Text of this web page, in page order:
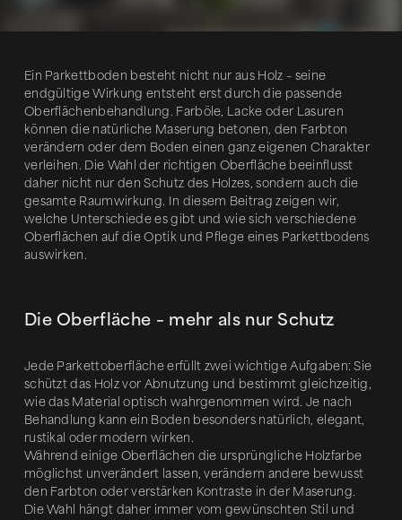
Ein Parkettboden besteht nicht nur aus Holz – seine
endgültige Wirkung entsteht erst durch die passende
Oberflächenbehandlung. Farböle, Lacke oder Lasuren
können die natürliche Maserung betonen, den Farbton
verändern oder dem Boden einen ganz eigenen Charakter
verleihen. Die Wahl der richtigen Oberfläche beeinflusst
daher nicht nur den Schutz des Holzes, sondern auch die
gesamte Raumwirkung. In diesem Beitrag zeigen wir,
welche Unterschiede es gibt und wie sich verschiedene
Oberflächen auf die Optik und Pflege eines Parkettbodens
auswirken.
Die Oberfläche – mehr als nur Schutz
Jede Parkettoberfläche erfüllt zwei wichtige Aufgaben: Sie
schützt das Holz vor Abnutzung und bestimmt gleichzeitig,
wie das Material optisch wahrgenommen wird. Je nach
Behandlung kann ein Boden besonders natürlich, elegant,
rustikal oder modern wirken.
Während einige Oberflächen die ursprüngliche Holzfarbe
möglichst unverändert lassen, verändern andere bewusst
den Farbton oder verstärken Kontraste in der Maserung.
Die Wahl hängt daher immer vom gewünschten Stil und